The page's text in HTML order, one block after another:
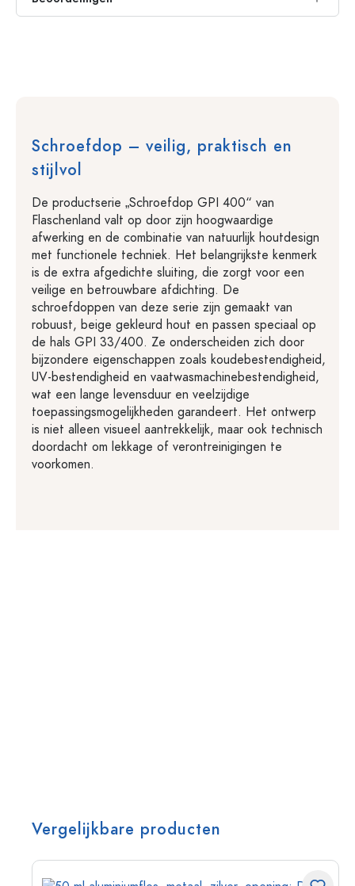
Schroefdop – veilig, praktisch en
stijlvol
De productserie „Schroefdop GPI 400“ van
Flaschenland valt op door zijn hoogwaardige
afwerking en de combinatie van natuurlijk houtdesign
met functionele techniek. Het belangrijkste kenmerk
is de extra afgedichte sluiting, die zorgt voor een
veilige en betrouwbare afdichting. De
schroefdoppen van deze serie zijn gemaakt van
robuust, beige gekleurd hout en passen speciaal op
de hals GPI 33/400. Ze onderscheiden zich door
bijzondere eigenschappen zoals koudebestendigheid,
UV-bestendigheid en vaatwasmachinebestendigheid,
wat een lange levensduur en veelzijdige
toepassingsmogelijkheden garandeert. Het ontwerp
is niet alleen visueel aantrekkelijk, maar ook technisch
doordacht om lekkage of verontreinigingen te
voorkomen.
Vergelijkbare producten